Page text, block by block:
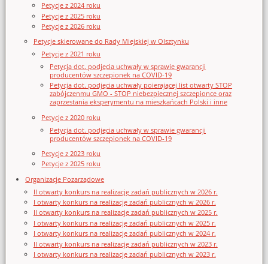
Petycje z 2024 roku
Petycje z 2025 roku
Petycje z 2026 roku
Petycje skierowane do Rady Miejskiej w Olsztynku
Petycje z 2021 roku
Petycja dot. podjęcia uchwały w sprawie gwarancji
producentów szczepionek na COVID-19
Petycja dot. podjęcia uchwały poierającej list otwarty STOP
zabójczenmu GMO - STOP niebezpiecznej szczepionce oraz
zaprzestania eksperymentu na mieszkańcach Polski i inne
Petycje z 2020 roku
Petycja dot. podjęcia uchwały w sprawie gwarancji
producentów szczepionek na COVID-19
Petycje z 2023 roku
Petycje z 2025 roku
Organizacje Pozarządowe
II otwarty konkurs na realizację zadań publicznych w 2026 r.
I otwarty konkurs na realizację zadań publicznych w 2026 r.
II otwarty konkurs na realizację zadań publicznych w 2025 r.
I otwarty konkurs na realizację zadań publicznych w 2025 r.
I otwarty konkurs na realizację zadań publicznych w 2024 r.
II otwarty konkurs na realizację zadań publicznych w 2023 r.
I otwarty konkurs na realizację zadań publicznych w 2023 r.